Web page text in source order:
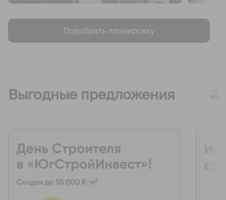
Подобрать планировку
Выгодные предложения